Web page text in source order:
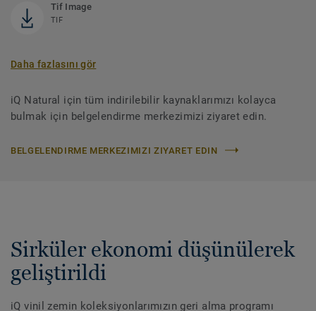
Tif Image
TIF
Daha fazlasını gör
iQ Natural için tüm indirilebilir kaynaklarımızı kolayca
bulmak için belgelendirme merkezimizi ziyaret edin.
BELGELENDIRME MERKEZIMIZI ZIYARET EDIN
Sirküler ekonomi düşünülerek
geliştirildi
iQ vinil zemin koleksiyonlarımızın geri alma programı